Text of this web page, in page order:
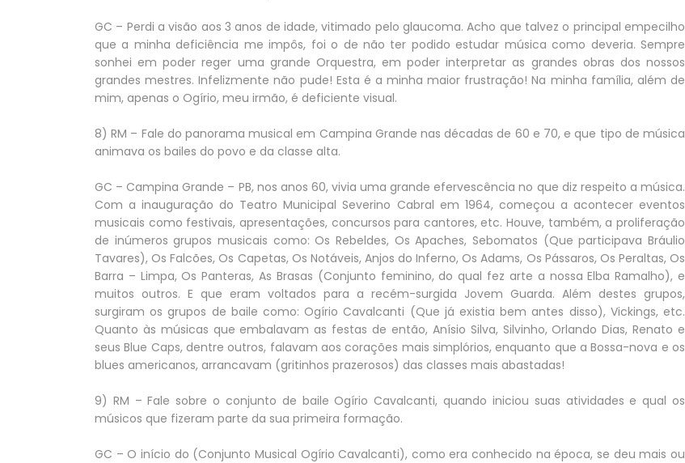
GC – Perdi a visão aos 3 anos de idade, vitimado pelo glaucoma. Acho que talvez o principal empecilho
que a minha deficiência me impôs, foi o de não ter podido estudar música como deveria. Sempre
sonhei em poder reger uma grande Orquestra, em poder interpretar as grandes obras dos nossos
grandes mestres. Infelizmente não pude! Esta é a minha maior frustração! Na minha família, além de
mim, apenas o Ogírio, meu irmão, é deficiente visual.
8) RM – Fale do panorama musical em Campina Grande nas décadas de 60 e 70, e que tipo de música
animava os bailes do povo e da classe alta.
GC – Campina Grande – PB, nos anos 60, vivia uma grande efervescência no que diz respeito a música.
Com a inauguração do Teatro Municipal Severino Cabral em 1964, começou a acontecer eventos
musicais como festivais, apresentações, concursos para cantores, etc. Houve, também, a proliferação
de inúmeros grupos musicais como: Os Rebeldes, Os Apaches, Sebomatos (Que participava Bráulio
Tavares), Os Falcões, Os Capetas, Os Notáveis, Anjos do Inferno, Os Adams, Os Pássaros, Os Peraltas, Os
Barra – Limpa, Os Panteras, As Brasas (Conjunto feminino, do qual fez arte a nossa Elba Ramalho), e
muitos outros. E que eram voltados para a recém-surgida Jovem Guarda. Além destes grupos,
surgiram os grupos de baile como: Ogírio Cavalcanti (Que já existia bem antes disso), Vickings, etc.
Quanto às músicas que embalavam as festas de então, Anísio Silva, Silvinho, Orlando Dias, Renato e
seus Blue Caps, dentre outros, falavam aos corações mais simplórios, enquanto que a Bossa-nova e os
blues americanos, arrancavam (gritinhos prazerosos) das classes mais abastadas!
9) RM – Fale sobre o conjunto de baile Ogírio Cavalcanti, quando iniciou suas atividades e qual os
músicos que fizeram parte da sua primeira formação.
GC – O início do (Conjunto Musical Ogírio Cavalcanti), como era conhecido na época, se deu mais ou